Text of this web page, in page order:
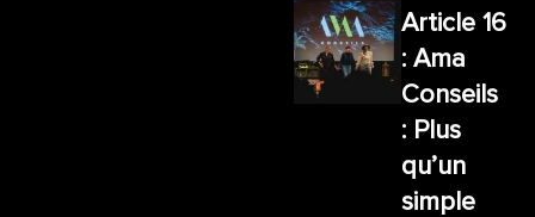
Article 16
: Ama
Conseils
: Plus
qu’un
simple